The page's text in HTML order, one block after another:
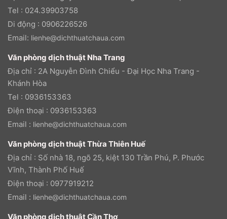
Tel : 024.39903758
Di động : 0906226526
Email: lienhe@dichthuatchaua.com
Văn phòng dịch thuật Nha Trang
Địa chỉ : 2A Nguyễn Đình Chiểu - Đại Học Nha Trang -
Khánh Hòa
Tel : 0936153363
Điện thoại : 0936153363
Email : lienhe@dichthuatchaua.com
Văn phòng dịch thuật Thừa Thiên Huế
Địa chỉ : Số nhà 18, ngõ 25, kiệt 130 Trần Phú, P. Phước
Vĩnh, Thành Phố Huế
Điện thoại : 0977919212
Email : lienhe@dichthuatchaua.com
Văn phòng dịch thuật Cần Thơ